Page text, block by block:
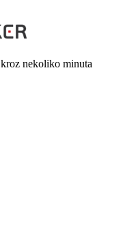
nekoliko minuta